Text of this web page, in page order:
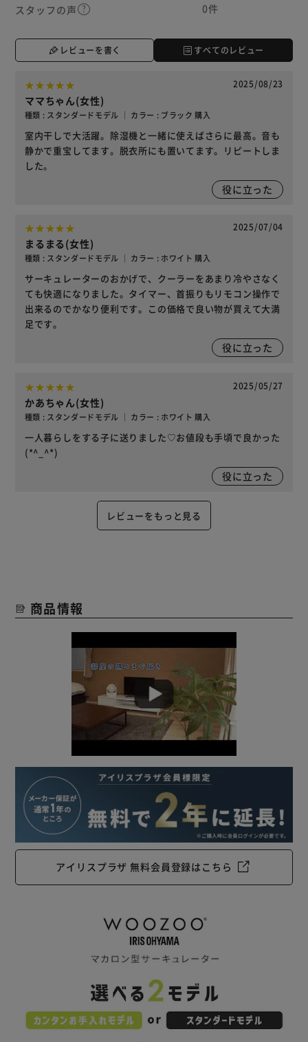
スタッフの声
0件
レビューを書く すべてのレビュー
2025/08/23
ママちゃん(女性)
種類 : スタンダードモデル ｜ カラー : ブラック 購入
室内干しで大活躍。除湿機と一緒に使えばさらに最高。音も
静かで重宝してます。脱衣所にも置いてます。リピートしま
した。
役に立った
2025/07/04
まるまる(女性)
種類 : スタンダードモデル ｜ カラー : ホワイト 購入
サーキュレーターのおかげで、クーラーをあまり冷やさなく
ても快適になりました。タイマー、首振りもリモコン操作で
出来るのでかなり便利です。この価格で良い物が買えて大満
足です。
役に立った
2025/05/27
かあちゃん(女性)
種類 : スタンダードモデル ｜ カラー : ホワイト 購入
一人暮らしをする子に送りました♡お値段も手頃で良かった
(*^_^*)
役に立った
レビューをもっと見る
商品情報
アイリスプラザ 無料会員登録はこちら